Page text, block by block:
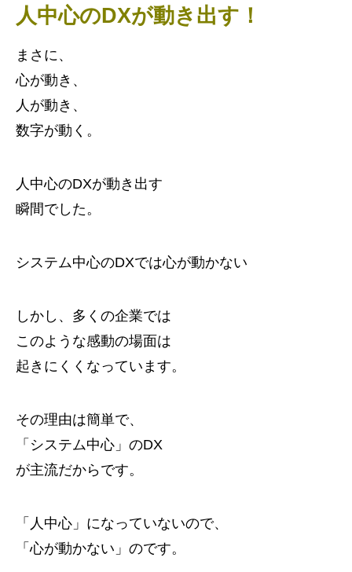
人中心のDXが動き出す！
まさに、
心が動き、
人が動き、
数字が動く。
人中心のDXが動き出す
瞬間でした。
システム中心のDXでは心が動かない
しかし、多くの企業では
このような感動の場面は
起きにくくなっています。
その理由は簡単で、
「システム中心」のDX
が主流だからです。
「人中心」になっていないので、
「心が動かない」のです。